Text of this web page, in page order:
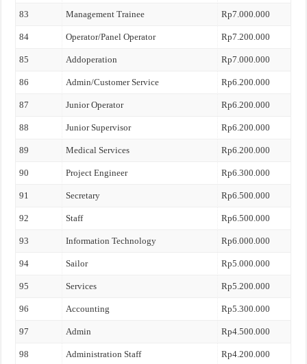
83 Management Trainee Rp7.000.000
84 Operator/Panel Operator Rp7.200.000
85 Addoperation Rp7.000.000
86 Admin/Customer Service Rp6.200.000
87 Junior Operator Rp6.200.000
88 Junior Supervisor Rp6.200.000
89 Medical Services Rp6.200.000
90 Project Engineer Rp6.300.000
91 Secretary Rp6.500.000
92 Staff Rp6.500.000
93 Information Technology Rp6.000.000
94 Sailor Rp5.000.000
95 Services Rp5.200.000
96 Accounting Rp5.300.000
97 Admin Rp4.500.000
98 Administration Staff Rp4.200.000